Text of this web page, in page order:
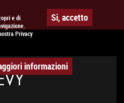
e di
Privacy
Si, accetto
informazioni
CINEMA